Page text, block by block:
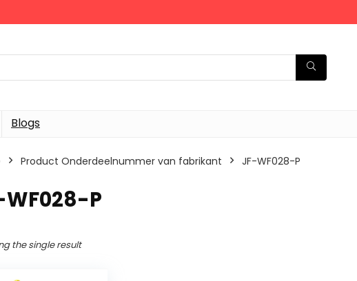
Blogs
Product Onderdeelnummer van fabrikant ‎JF-WF028-P
P
the single result